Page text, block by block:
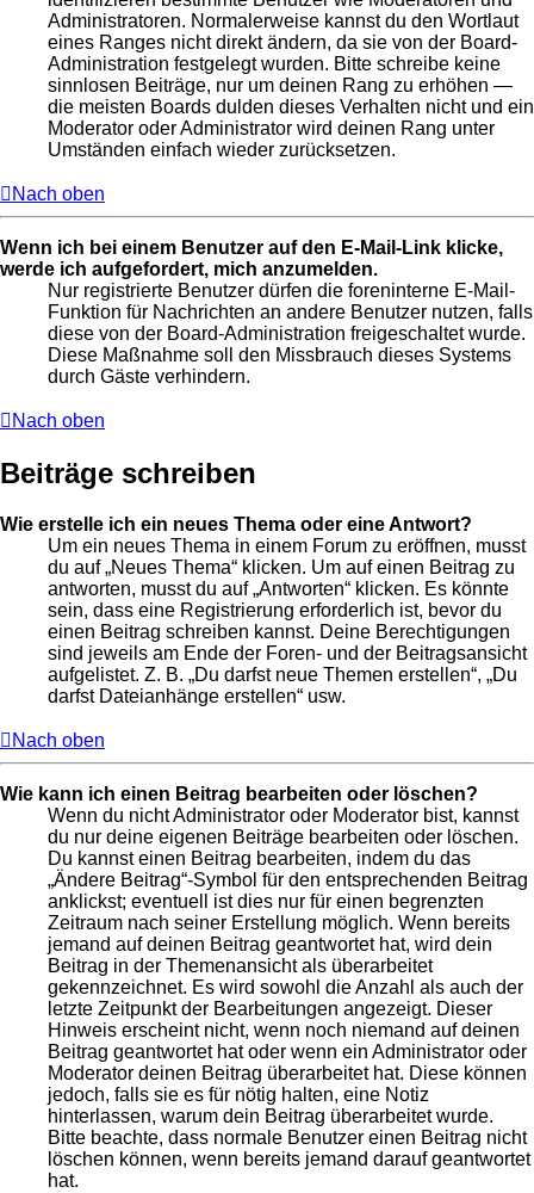
Administratoren. Normalerweise kannst du den Wortlaut
eines Ranges nicht direkt ändern, da sie von der Board-
Administration festgelegt wurden. Bitte schreibe keine
sinnlosen Beiträge, nur um deinen Rang zu erhöhen —
die meisten Boards dulden dieses Verhalten nicht und ein
Moderator oder Administrator wird deinen Rang unter
Umständen einfach wieder zurücksetzen.
Nach oben
Wenn ich bei einem Benutzer auf den E-Mail-Link klicke,
werde ich aufgefordert, mich anzumelden.
Nur registrierte Benutzer dürfen die foreninterne E-Mail-
Funktion für Nachrichten an andere Benutzer nutzen, falls
diese von der Board-Administration freigeschaltet wurde.
Diese Maßnahme soll den Missbrauch dieses Systems
durch Gäste verhindern.
Nach oben
Beiträge schreiben
Wie erstelle ich ein neues Thema oder eine Antwort?
Um ein neues Thema in einem Forum zu eröffnen, musst
du auf „Neues Thema“ klicken. Um auf einen Beitrag zu
antworten, musst du auf „Antworten“ klicken. Es könnte
sein, dass eine Registrierung erforderlich ist, bevor du
einen Beitrag schreiben kannst. Deine Berechtigungen
sind jeweils am Ende der Foren- und der Beitragsansicht
aufgelistet. Z. B. „Du darfst neue Themen erstellen“, „Du
darfst Dateianhänge erstellen“ usw.
Nach oben
Wie kann ich einen Beitrag bearbeiten oder löschen?
Wenn du nicht Administrator oder Moderator bist, kannst
du nur deine eigenen Beiträge bearbeiten oder löschen.
Du kannst einen Beitrag bearbeiten, indem du das
„Ändere Beitrag“-Symbol für den entsprechenden Beitrag
anklickst; eventuell ist dies nur für einen begrenzten
Zeitraum nach seiner Erstellung möglich. Wenn bereits
jemand auf deinen Beitrag geantwortet hat, wird dein
Beitrag in der Themenansicht als überarbeitet
gekennzeichnet. Es wird sowohl die Anzahl als auch der
letzte Zeitpunkt der Bearbeitungen angezeigt. Dieser
Hinweis erscheint nicht, wenn noch niemand auf deinen
Beitrag geantwortet hat oder wenn ein Administrator oder
Moderator deinen Beitrag überarbeitet hat. Diese können
jedoch, falls sie es für nötig halten, eine Notiz
hinterlassen, warum dein Beitrag überarbeitet wurde.
Bitte beachte, dass normale Benutzer einen Beitrag nicht
löschen können, wenn bereits jemand darauf geantwortet
hat.